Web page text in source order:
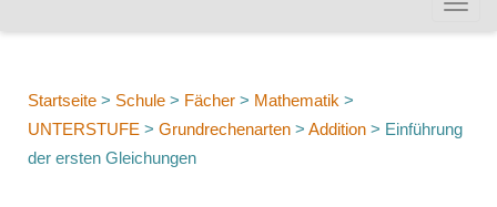
Startseite > Schule > Fächer > Mathematik >
UNTERSTUFE > Grundrechenarten > Addition > Einführung
der ersten Gleichungen